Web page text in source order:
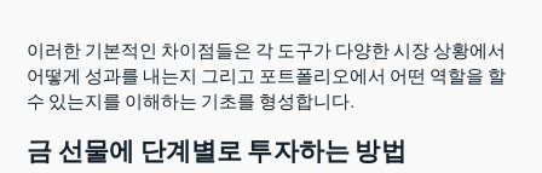
이러한 기본적인 차이점들은 각 도구가 다양한 시장 상황에서
어떻게 성과를 내는지 그리고 포트폴리오에서 어떤 역할을 할
수 있는지를 이해하는 기초를 형성합니다.
금 선물에 단계별로 투자하는 방법